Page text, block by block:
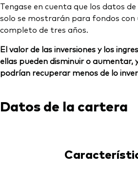
Tengase en cuenta que los datos
solo se mostrarán para fondos con
completo de tres años.
El valor de las inversiones y los
ellas pueden disminuir o aumentar,
podrían recuperar menos de lo
Datos de la cartera